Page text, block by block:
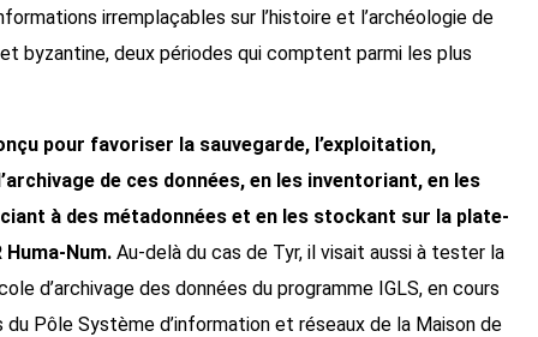
irremplaçables sur l’histoire et l’archéologie de
byzantine, deux périodes qui comptent parmi les plus
pour favoriser la sauvegarde, l’exploitation,
de ces données, en les inventoriant, en les
à des métadonnées et en les stockant sur la plate-
Huma-Num. Au-delà du cas de Tyr, il visait aussi à tester la
d’archivage des données du programme IGLS, en cours
du Pôle Système d’information et réseaux de la Maison de